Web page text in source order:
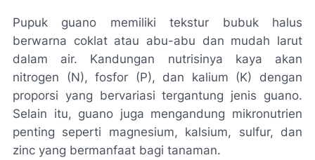
Pupuk guano memiliki tekstur bubuk halus
berwarna coklat atau abu-abu dan mudah larut
dalam air. Kandungan nutrisinya kaya akan
nitrogen (N), fosfor (P), dan kalium (K) dengan
proporsi yang bervariasi tergantung jenis guano.
Selain itu, guano juga mengandung mikronutrien
penting seperti magnesium, kalsium, sulfur, dan
zinc yang bermanfaat bagi tanaman.